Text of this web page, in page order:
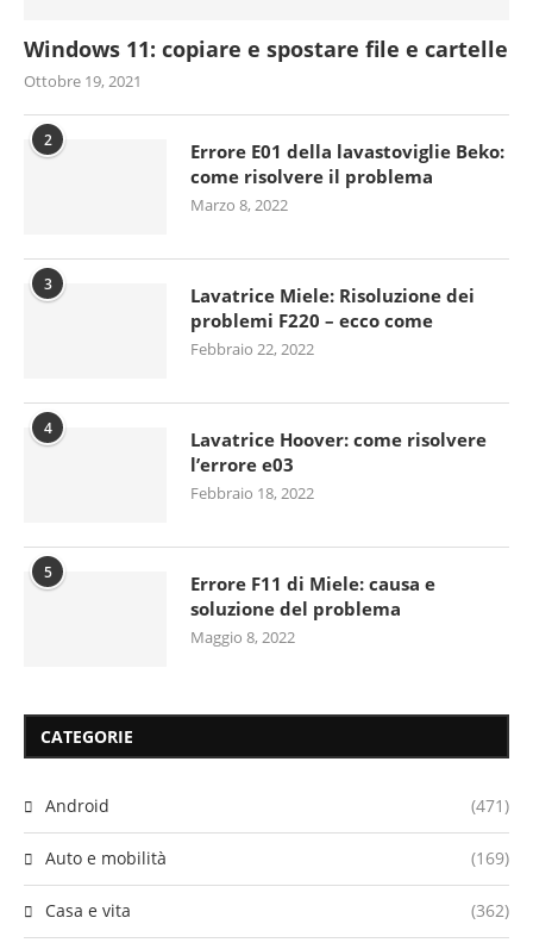
Windows 11: copiare e spostare file e cartelle
Ottobre 19, 2021
2
Errore E01 della lavastoviglie Beko:
come risolvere il problema
Marzo 8, 2022
3
Lavatrice Miele: Risoluzione dei
problemi F220 – ecco come
Febbraio 22, 2022
4
Lavatrice Hoover: come risolvere
l’errore e03
Febbraio 18, 2022
5
Errore F11 di Miele: causa e
soluzione del problema
Maggio 8, 2022
CATEGORIE
Android (471)
Auto e mobilità (169)
Casa e vita (362)